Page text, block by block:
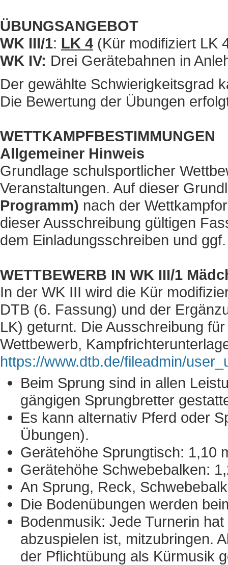
ÜBUNGSANGEBOT
WK III/1: LK 4 (Kür modifiziert LK
WK IV: Drei Gerätebahnen in
Der gewählte Schwierigkeitsgrad
Die Bewertung der Übungen
WETTKAMPFBESTIMMUNGEN
Allgemeiner Hinweis
Grundlage schulsportlicher
Veranstaltungen. Auf dieser
Programm) nach der
dieser Ausschreibung gültigen
dem Einladungsschreiben und
WETTBEWERB IN WK III/1
In der WK III wird die Kür
DTB (6. Fassung) und der
LK) geturnt. Die Ausschreibung
Wettbewerb,
https://www.dtb.de/fileadmin/
Beim Sprung sind in allen
gängigen Sprungbretter
Es kann alternativ Pferd oder
Übungen).
Gerätehöhe Sprungtisch: 1,10
Gerätehöhe Schwebebalken:
An Sprung, Reck,
Die Bodenübungen werden
Bodenmusik: Jede Turnerin
abzuspielen ist, mitzubringen.
der Pflichtübung als Kürmusik